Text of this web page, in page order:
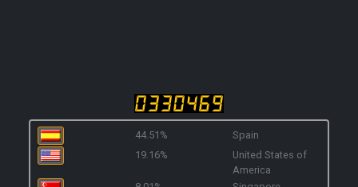
44.51%
Spain
19.16%
United States of
America